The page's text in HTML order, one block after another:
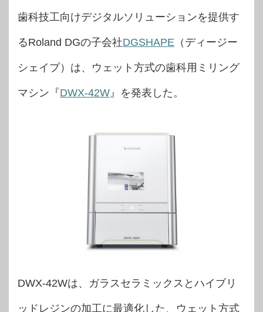
歯科技工向けデジタルソリューションを提供す
るRoland DGの子会社DGSHAPE （ディージー
シェイプ）は、ウェット方式の歯科用ミリング
マシン『DWX-42W』を発表した。
DWX-42Wは、ガラスセラミックスとハイブリ
ッドレジンの加工に最適化した、ウェット方式